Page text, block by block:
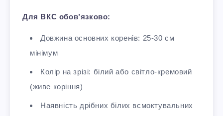
Для ВКС обов’язково:
Довжина основних коренів: 25-30 см
мінімум​
Колір на зрізі: білий або світло-кремовий
(живе коріння)​
Наявність дрібних білих всмоктувальних